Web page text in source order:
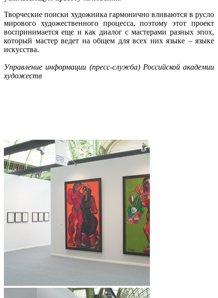
Творческие поиски художника гармонично вливаются в русло
мирового художественного процесса, поэтому этот проект
воспринимается еще и как диалог с мастерами разных эпох,
который мастер ведет на общем для всех них языке – языке
искусства.
Управление информации (пресс-служба) Российской академии
художеств